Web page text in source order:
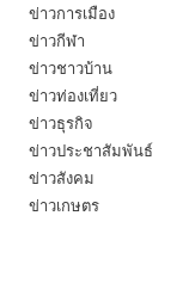
ข่าวการเมือง
ข่าวกีฬา
ข่าวชาวบ้าน
ข่าวท่องเที่ยว
ข่าวธุรกิจ
ข่าวประชาสัมพันธ์
ข่าวสังคม
ข่าวเกษตร